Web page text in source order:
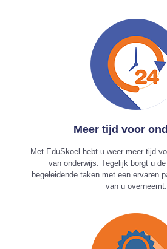
Meer tijd voor
Met EduSkoel hebt u weer meer tijd
van onderwijs. Tegelijk borgt u
begeleidende taken met een ervaren
van u overneemt.